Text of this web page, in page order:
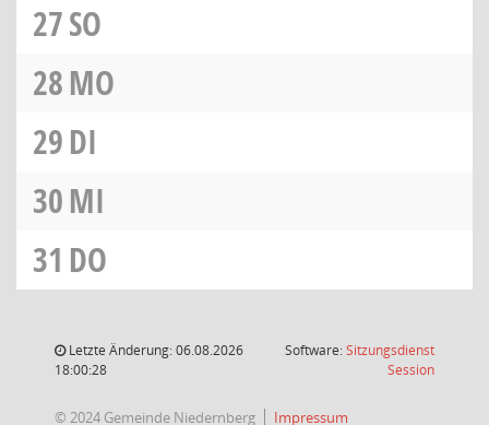
27SO
28MO
29DI
30MI
31 DO
Letzte Änderung: 06.08.2026
18:00:28
Software:Sitzungsdienst
Session(Wird in
© 2024 Gemeinde Niedernberg Impressum